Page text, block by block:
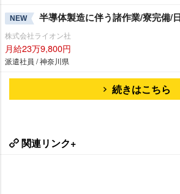
NEW 半導体製造に伴う諸作業/寮完備/
株式会社ライオン社
月給23万9,800円
派遣社員 / 神奈川県
続きはこちら
関連リンク+